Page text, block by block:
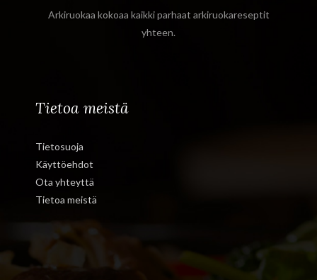
Arkiruokaa kokoaa kaikki parhaat arkiruokareseptit
yhteen.
Tietoa meistä
Tietosuoja
Käyttöehdot
Ota yhteyttä
Tietoa meistä